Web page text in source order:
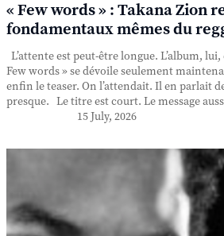
« Few words » : Takana Zion
fondamentaux mêmes du
L’attente est peut-être longue. L’album,
Few words » se dévoile seulement
enfin le teaser. On l’attendait. Il en parlait
presque. Le titre est court. Le message
15 July, 2026